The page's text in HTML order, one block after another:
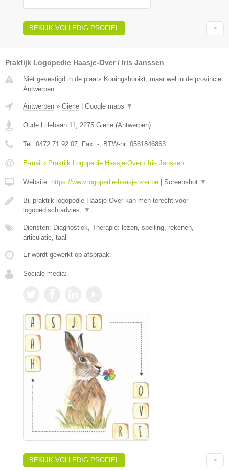
BEKIJK VOLLEDIG PROFIEL
Praktijk Logopedie Haasje-Over / Iris Janssen
Niet gevestigd in de plaats Koningshooikt, maar wel in de provincie
Antwerpen.
Antwerpen » Gierle | Google maps ▼
Oude Lillebaan 11 2275 Gierle (Antwerpen)
Tel: 0472 71 92 07 , Fax: - , BTW-nr: 0561846863
E-mail › Praktijk Logopedie Haasje-Over / Iris Janssen
Website: https://www.logopedie-haasjeover.be | Screenshot ▼
Bij praktijk logopedie Haasje-Over kan men terecht voor
logopedisch advies,
▼
Diensten: Diagnostiek, Therapie: lezen, spelling, rekenen,
articulatie, taal
Er wordt gewerkt op afspraak.
Sociale media:
BEKIJK VOLLEDIG PROFIEL